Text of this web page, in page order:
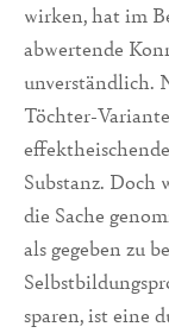
wirken, hat im
abwertende
unverständlich.
Töchter-
Substanz.
die Sache
als gegeben zu
sparen, ist eine